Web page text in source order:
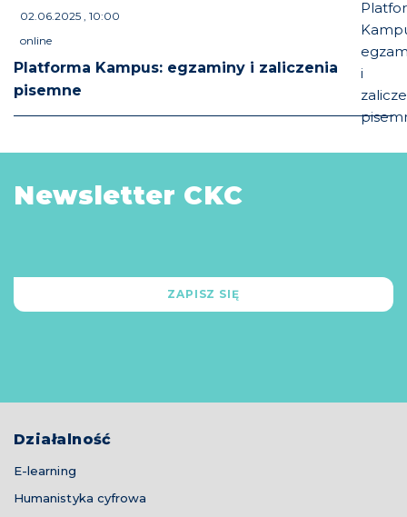
02.06.2025 , 10:00
online
Platforma Kampus: egzaminy i zaliczenia
pisemne
Działalność
E-learning
Humanistyka cyfrowa
Newsletter CKC
ZAPISZ SIĘ